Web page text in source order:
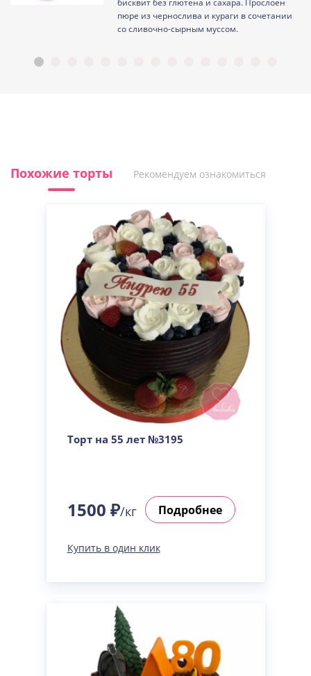
бисквит без глютена и сахара. Прослоен
пюре из чернослива и кураги в сочетании
со сливочно-сырным муссом.
Похожие торты Рекомендуем ознакомиться
Торт на 55 лет №3195
1500 ₽/кг Подробнее
Купить в один клик